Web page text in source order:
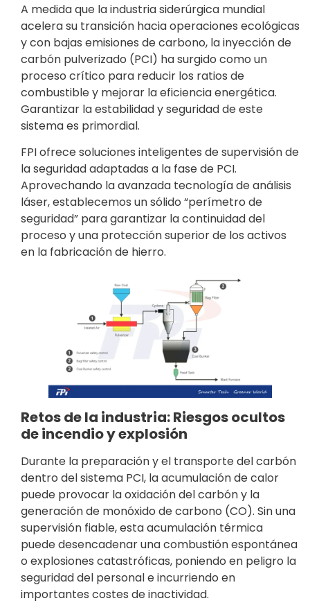
A medida que la industria siderúrgica mundial
acelera su transición hacia operaciones ecológicas
y con bajas emisiones de carbono, la inyección de
carbón pulverizado (PCI) ha surgido como un
proceso crítico para reducir los ratios de
combustible y mejorar la eficiencia energética.
Garantizar la estabilidad y seguridad de este
sistema es primordial.
FPI ofrece soluciones inteligentes de supervisión de
la seguridad adaptadas a la fase de PCI.
Aprovechando la avanzada tecnología de análisis
láser, establecemos un sólido “perímetro de
seguridad” para garantizar la continuidad del
proceso y una protección superior de los activos
en la fabricación de hierro.
Retos de la industria: Riesgos ocultos
de incendio y explosión
Durante la preparación y el transporte del carbón
dentro del sistema PCI, la acumulación de calor
puede provocar la oxidación del carbón y la
generación de monóxido de carbono (CO). Sin una
supervisión fiable, esta acumulación térmica
puede desencadenar una combustión espontánea
o explosiones catastróficas, poniendo en peligro la
seguridad del personal e incurriendo en
importantes costes de inactividad.